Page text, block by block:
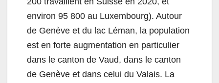
environ 95 800 au Luxembourg). Autour
de Genève et du lac Léman, la population
est en forte augmentation en particulier
dans le canton de Vaud, dans le canton
de Genève et dans celui du Valais. La